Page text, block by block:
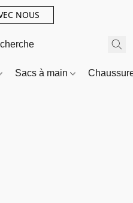
NOUS
Sacs à main